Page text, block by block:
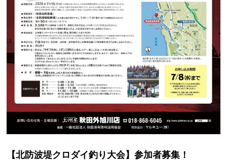
【北防波堤クロダイ釣り大会】参加者募集！